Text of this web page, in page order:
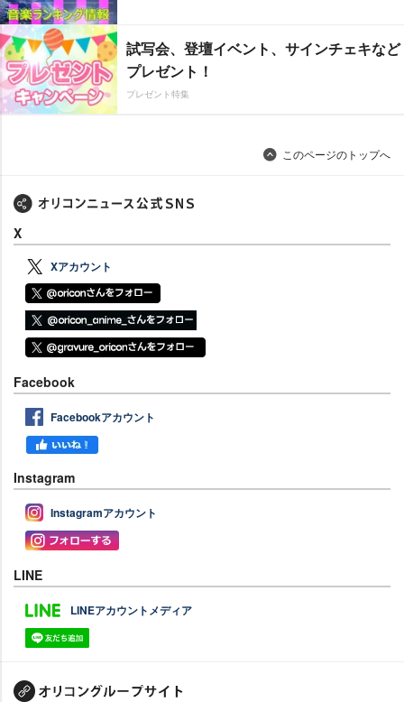
試写会、登壇イベント、サインチェキなど
プレゼント！
プレゼント特集
このページのトップへ
X
Xアカウント
Facebook
Facebookアカウント
Instagram
Instagramアカウント
LINE
LINEアカウントメディア